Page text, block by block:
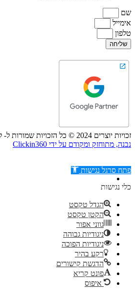
שם
אימייל
טלפון
שליחה
זכויות יוצרים 2024 © כל הזכויות שמורות ל- לקליק אין
נבנה, מתוחזק ומקודם על ידי Clickin360
דילוג לתוכן
פתח סרגל נגישות
כלי נגישות
הגדל טקסט
הקטן טקסט
גווני אפור
ניגודיות גבוהה
ניגודיות הפוכה
רקע בהיר
הדגשת קישורים
פונט קריא
איפוס